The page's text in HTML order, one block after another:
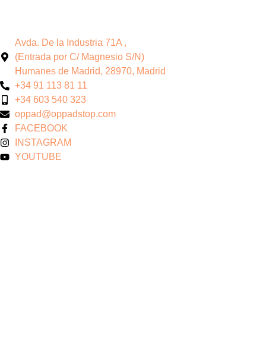
Avda. De la Industria 71A ,
(Entrada por C/ Magnesio S/N)
Humanes de Madrid, 28970, Madrid
+34 91 113 81 11
+34 603 540 323
oppad@oppadstop.com
FACEBOOK
INSTAGRAM
YOUTUBE